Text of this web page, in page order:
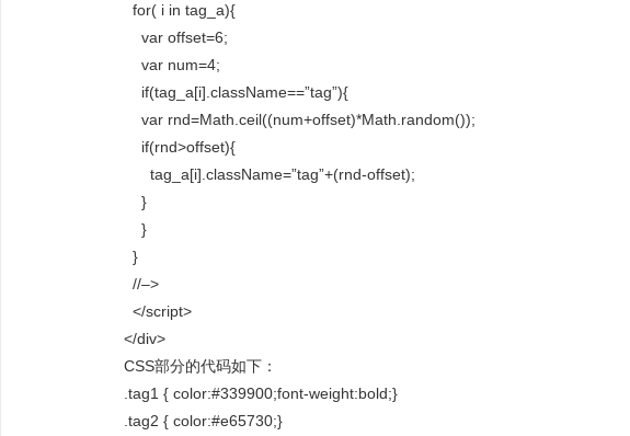
for( i in tag_a){
var offset=6;
var num=4;
if(tag_a[i].className==”tag”){
var rnd=Math.ceil((num+offset)*Math.random());
if(rnd>offset){
tag_a[i].className=”tag”+(rnd-offset);
}
}
}
//–>
</script>
</div>
CSS部分的代码如下：
.tag1 { color:#339900;font-weight:bold;}
.tag2 { color:#e65730;}